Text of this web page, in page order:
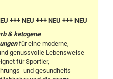
+++ NEU +++ NEU +++ NEU
& ketogene
für eine moderne,
genussvolle Lebensweise
für Sportler,
und gesundheits-